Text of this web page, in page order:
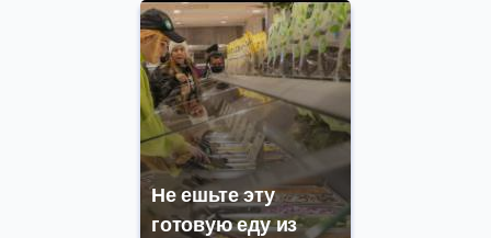
Не ешьте эту
готовую еду из